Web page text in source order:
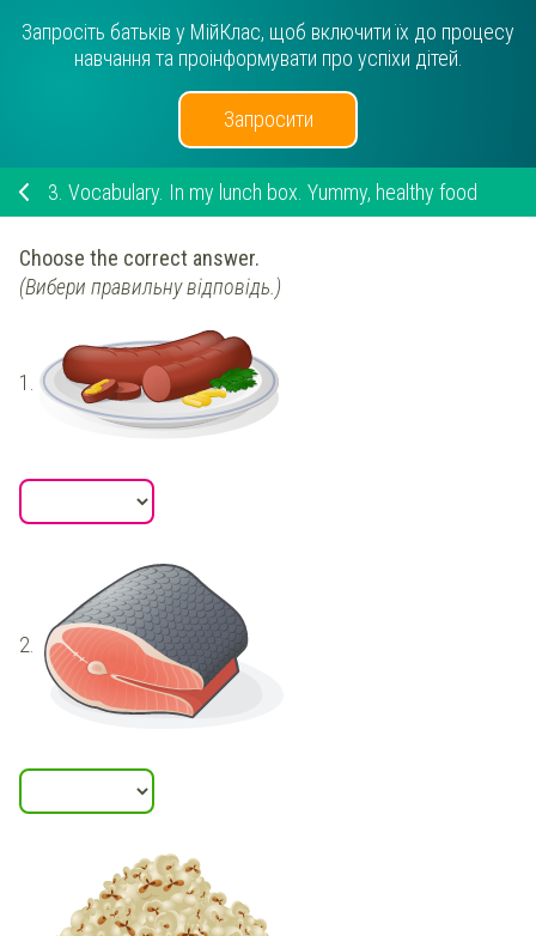
Запросіть батьків у МійКлас, щоб включити їх до процесу
навчання та проінформувати про успіхи дітей.
Запросити
3. Vocabulary. In my lunch box. Yummy, healthy food
Choose the correct answer.
(Вибери правильну відповідь.)
1.
2.